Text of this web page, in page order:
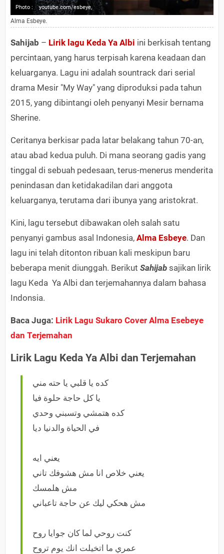
Photo : youtube.com/esbeye,
Alma Esbeye.
Sahijab – Lirik lagu Keda Ya Albi ini berkisah tentang
percintaan, yang harus terpisah karena keadaan dan
keluarganya. Lagu ini adalah sountrack dari serial
drama Mesir "My Way" yang diproduksi pada tahun
2015, yang dibintangi oleh penyanyi Mesir bernama
Sherine.
Ceritanya berkisar pada latar belakang tahun 70-an,
atau abad kedua puluh. Di mana seorang gadis yang
tinggal di sebuah pedesaan, terus-menerus menderita
penindasan dan ketidakadilan dari anggota
keluarganya, terutama dari ibunya yang aristokrat.
Kini, lagu tersebut dibawakan oleh salah satu
penyanyi gambus asal Indonesia, Alma Esbeye. Dan
lagu ini telah ditonton ribuan kali meskipun baru
beberapa menit diunggah. Berikut Sahijab sajikan lirik
lagu Keda Ya Albi dan terjemahannya dalam bahasa
Indonsia.
Baca Juga: Lirik Lagu Sukaro Cover Alma Esebeye
dan Terjemahan
Lirik Lagu Keda Ya Albi dan Terjemahan
كده يا قلبي يا حته مني
يا كل حاجة حلوة فيا
كده هتمشي وتسبني وحدي
في الحياة والدنيا ديا
يعني ايه
يعني خلاص انا مش هشوفك تاني
مش هلمسك
مش هحكي ليك عن حاجة تاعباني
كنت روحي لما كان جوايا روح
عمري ما اتخيلت انك يوم تروح